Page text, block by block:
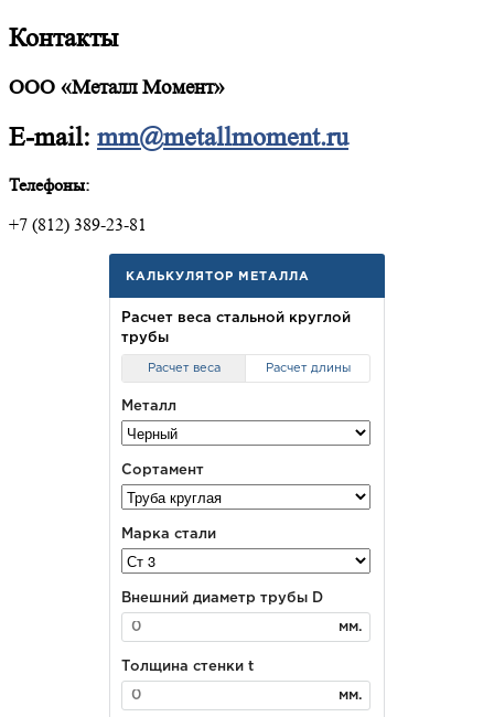
Контакты
ООО «Металл Момент»
E-mail: mm@metallmoment.ru
Телефоны:
+7 (812) 389-23-81